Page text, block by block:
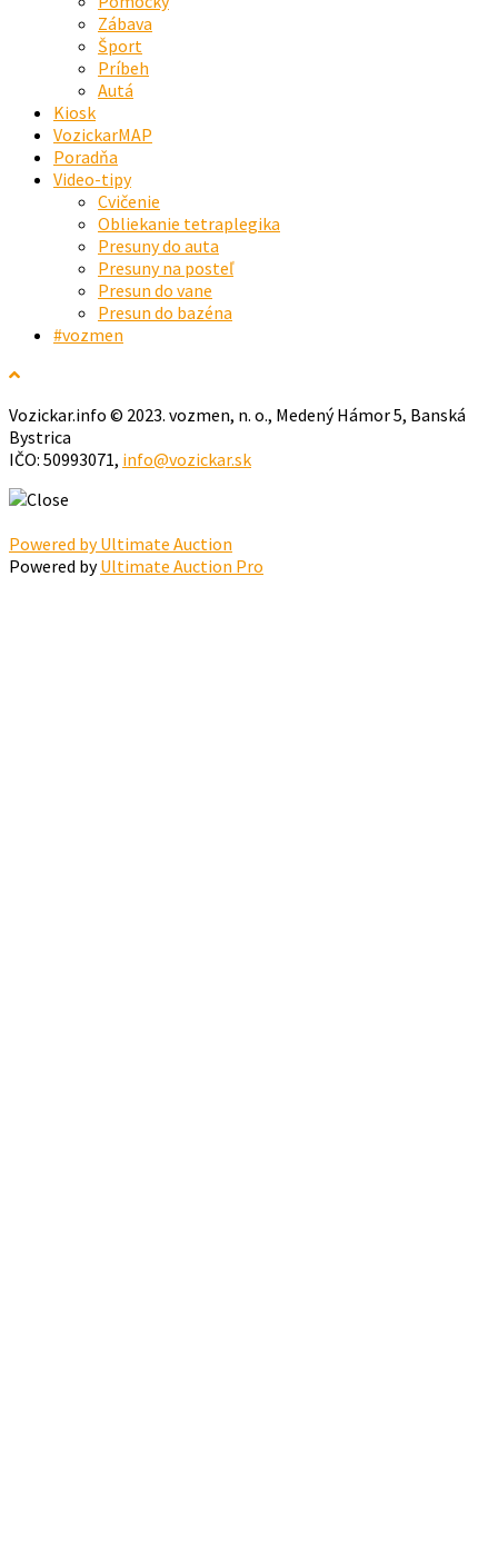
Zábava
Šport
Príbeh
Autá
Kiosk
VozickarMAP
Poradňa
Video-tipy
Cvičenie
Obliekanie tetraplegika
Presuny do auta
Presuny na posteľ
Presun do vane
Presun do bazéna
#vozmen
Vozickar.info © 2023. vozmen, n. o., Medený Hámor 5, Banská
Bystrica
IČO: 50993071, info@vozickar.sk
Powered by Ultimate Auction
Powered byUltimate Auction Pro